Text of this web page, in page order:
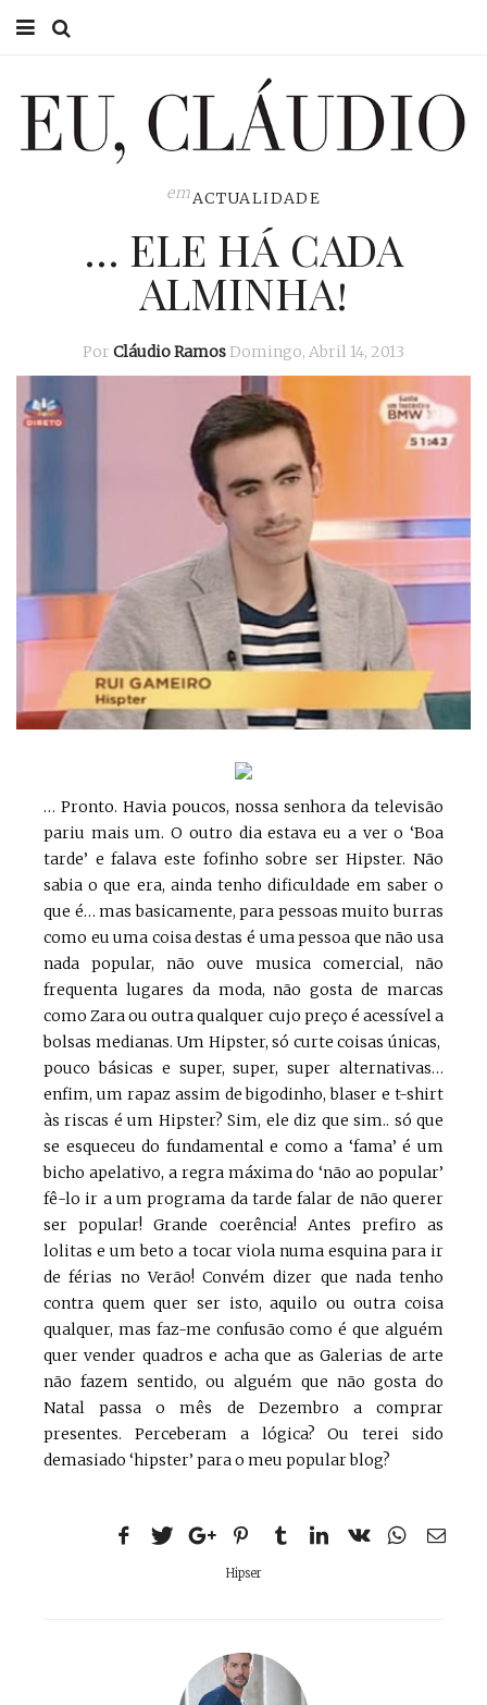
EU CLÁUDIO
emACTUALIDADE
… ELE HÁ CADA
ALMINHA!
Por Cláudio RamosDomingo, Abril 14, 2013
… Pronto. Havia poucos, nossa senhora da televisão
pariu mais um. O outro dia estava eu a ver o ‘Boa
tarde’ e falava este fofinho sobre ser Hipster. Não
sabia o que era, ainda tenho dificuldade em saber o
que é… mas basicamente, para pessoas muito burras
como eu uma coisa destas é uma pessoa que não usa
nada popular, não ouve musica comercial, não
frequenta lugares da moda, não gosta de marcas
como Zara ou outra qualquer cujo preço é acessível a
bolsas medianas. Um Hipster, só curte coisas únicas,
pouco básicas e super, super, super alternativas…
enfim, um rapaz assim de bigodinho, blaser e t-shirt
às riscas é um Hipster? Sim, ele diz que sim.. só que
se esqueceu do fundamental e como a ‘fama’ é um
bicho apelativo, a regra máxima do ‘não ao popular’
fê-lo ir a um programa da tarde falar de não querer
ser popular! Grande coerência! Antes prefiro as
lolitas e um beto a tocar viola numa esquina para ir
de férias no Verão! Convém dizer que nada tenho
contra quem quer ser isto, aquilo ou outra coisa
qualquer, mas faz-me confusão como é que alguém
quer vender quadros e acha que as Galerias de arte
não fazem sentido, ou alguém que não gosta do
Natal passa o mês de Dezembro a comprar
presentes. Perceberam a lógica? Ou terei sido
demasiado ‘hipster’ para o meu popular blog?
Hipser